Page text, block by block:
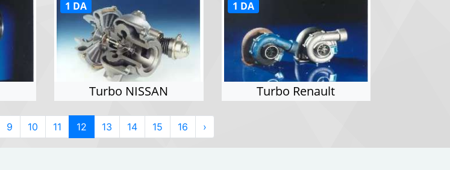
Turbo NISSAN
1 DA
Turbo Renault
1 DA
9 10 11 12 13 14 15 16 ›